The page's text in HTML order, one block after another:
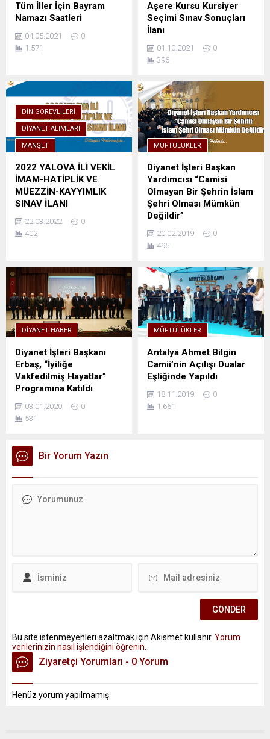
Tüm İller İçin Bayram
Namazı Saatleri
04.05.2021
0
1.571
Aşere Kursu Kursiyer
Seçimi Sınav Sonuçları
İlanı
01.10.2021
0
396
DIN GÖREVLILERI
DIYANET ALIMLARI
MANŞET
2022 YALOVA İLİ VEKİL
İMAM-HATİPLİK VE
MÜEZZİN-KAYYIMLIK
SINAV İLANI
22.03.2022
0
402
MÜFTÜLÜKLER
Diyanet İşleri Başkan
Yardımcısı “Camisi
Olmayan Bir Şehrin İslam
Şehri Olması Mümkün
Değildir”
20.02.2019
0
495
DIYANET HABER
Diyanet İşleri Başkanı
Erbaş, “İyiliğe
Vakfedilmiş Hayatlar”
Programına Katıldı
03.01.2020
0
531
MÜFTÜLÜKLER
Antalya Ahmet Bilgin
Camii’nin Açılışı Dualar
Eşliğinde Yapıldı
18.11.2019
0
1.661
Bir Yorum Yazın
Bu site istenmeyenleri azaltmak için Akismet kullanır. Yorum
verilerinizin nasıl işlendiğini öğrenin.
Ziyaretçi Yorumları - 0 Yorum
Henüz yorum yapılmamış.